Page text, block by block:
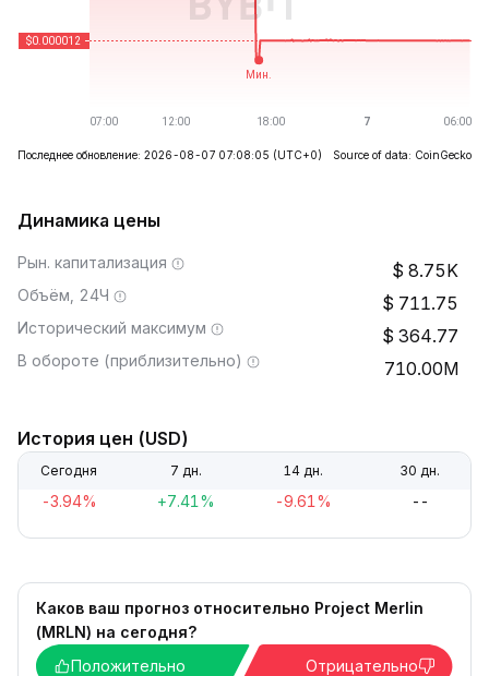
Последнее обновление: 2026-08-07 07:08:05 (UTC+0) Source of data: CoinGecko
Динамика цены
Рын. капитализация 8.75K
Объём, 24Ч 711.75
Исторический максимум 364.77
В обороте (приблизительно) 710.00M
История цен (USD)
Сегодня 7 дн. 14 дн. 30 дн.
-3.94% +7.41% -9.61% --
Каков ваш прогноз относительно Project Merlin
(MRLN) на сегодня?
Положительно
Отрицательно